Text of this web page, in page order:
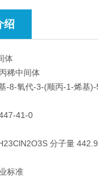
绍
体
稀中间体
-8-氧代-3-(顺丙-1-烯基
41-0
分子量
标准